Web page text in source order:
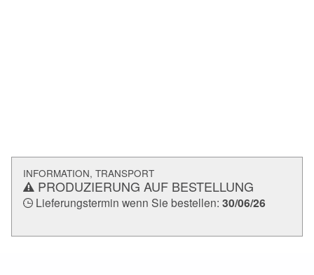
INFORMATION, TRANSPORT
PRODUZIERUNG AUF BESTELLUNG
Lieferungstermin wenn Sie bestellen: 30/06/26